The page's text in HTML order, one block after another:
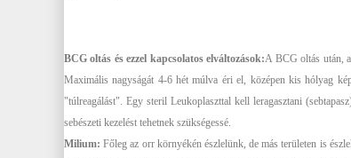
BCG oltás és ezzel kapcsolatos elváltozások:A BCG oltás után,
Maximális nagyságát 4-6 hét múlva éri el, középen kis hólyag
"túlreagálást". Egy steril Leukoplaszttal kell leragasztani
sebészeti kezelést tehetnek szükségessé.
Milium: Főleg az orr környékén észlelünk, de más területen is